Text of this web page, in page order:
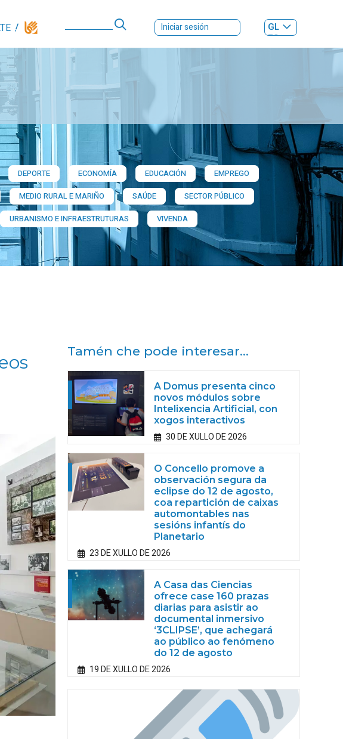
Iniciar sesión
GL
ES|
DEPORTE ECONOMÍA EDUCACIÓN
EMPREGO
MEDIO RURAL E MARIÑO SAÚDE
SECTOR PÚBLICO
URBANISMO E INFRAESTRUTURAS VIVENDA
Tamén che pode interesar...
A Domus presenta cinco
novos módulos sobre
Intelixencia Artificial, con
xogos interactivos
30 DE XULLO DE 2026
O Concello promove a
observación segura da
eclipse do 12 de agosto,
coa repartición de caixas
automontables nas
sesións infantís do
Planetario
23 DE XULLO DE 2026
A Casa das Ciencias
ofrece case 160 prazas
diarias para asistir ao
documental inmersivo
‘3CLIPSE’, que achegará
ao público ao fenómeno
do 12 de agosto
19 DE XULLO DE 2026